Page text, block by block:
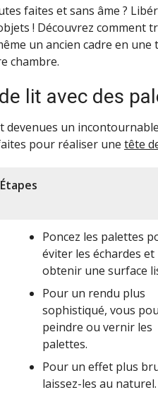
faites et sans âme ?
! Découvrez
un ancien cadre en
chambre.
lit avec des
un
pour réaliser une tête
Étapes
Poncez les palettes
éviter les échardes et
obtenir une surface
Pour un rendu plus
sophistiqué, vous
peindre ou vernir les
palettes.
Pour un effet plus
laissez-les au naturel.